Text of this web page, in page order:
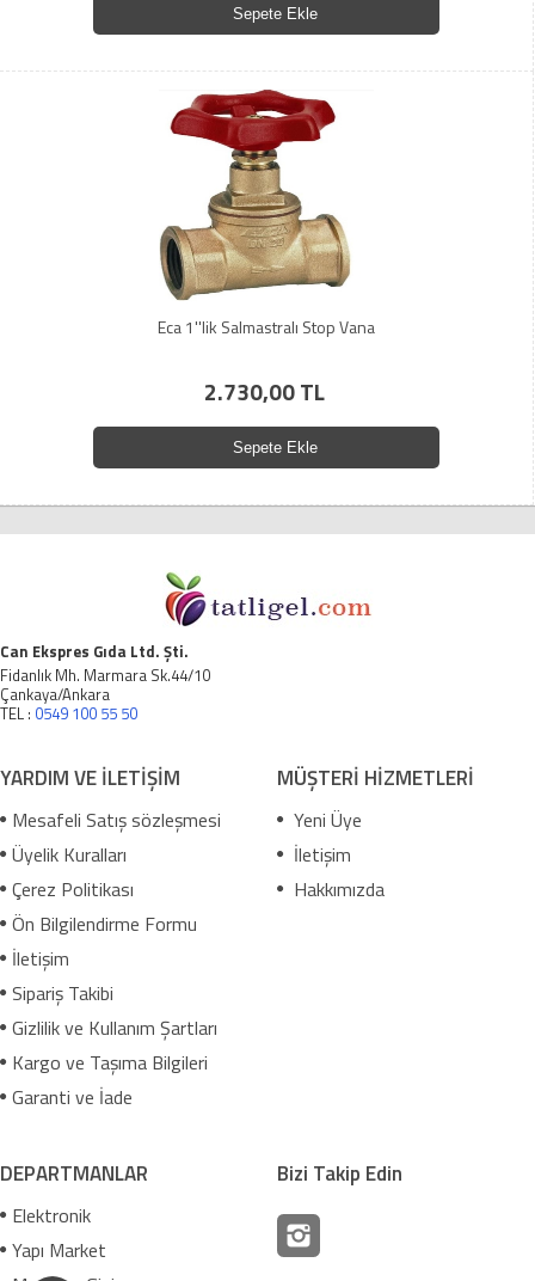
Sepete Ekle
Eca 1''lik Salmastralı Stop Vana
2.730,00 TL
Sepete Ekle
Can Ekspres Gıda Ltd. Şti.
Fidanlık Mh. Marmara Sk.44/10
Çankaya/Ankara
TEL : 0549 100 55 50
YARDIM VE İLETİŞİM
Mesafeli Satış sözleşmesi
Üyelik Kuralları
Çerez Politikası
Ön Bilgilendirme Formu
İletişim
Sipariş Takibi
Gizlilik ve Kullanım Şartları
Kargo ve Taşıma Bilgileri
Garanti ve İade
MÜŞTERİ HİZMETLERİ
Yeni Üye
İletişim
Hakkımızda
DEPARTMANLAR
Elektronik
Yapı Market
Bizi Takip Edin